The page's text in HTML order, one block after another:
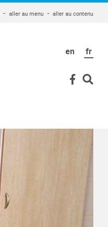
aller au menu aller au contenu
en fr